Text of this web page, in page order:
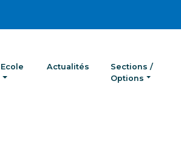
Ecole Actualités
Sections /
Options